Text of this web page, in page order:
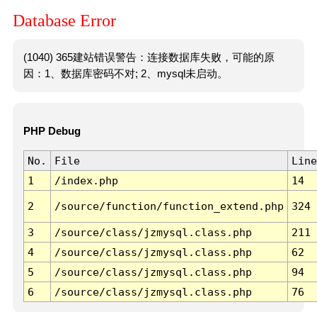
Database Error
(1040) 365建站错误警告：连接数据库失败，可能的原
因：1、数据库密码不对; 2、mysql未启动。
PHP Debug
No. File
Line
1
/index.php 14
2 /source/function/function_extend.php 324
3 /source/class/jzmysql.class.php
211
4
/source/class/jzmysql.class.php
62
5
/source/class/jzmysql.class.php
94
6
/source/class/jzmysql.class.php 76